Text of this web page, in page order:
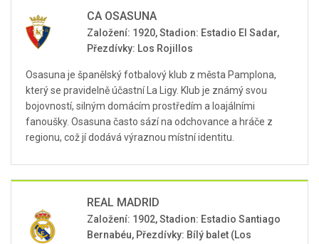
CA OSASUNA
Založení: 1920, Stadion: Estadio El Sadar,
Přezdívky: Los Rojillos
Osasuna je španělský fotbalový klub z města Pamplona,
který se pravidelně účastní La Ligy. Klub je známý svou
bojovností, silným domácím prostředím a loajálními
fanoušky. Osasuna často sází na odchovance a hráče z
regionu, což jí dodává výraznou místní identitu.
REAL MADRID
Založení: 1902, Stadion: Estadio Santiago
Bernabéu, Přezdívky: Bílý balet (Los